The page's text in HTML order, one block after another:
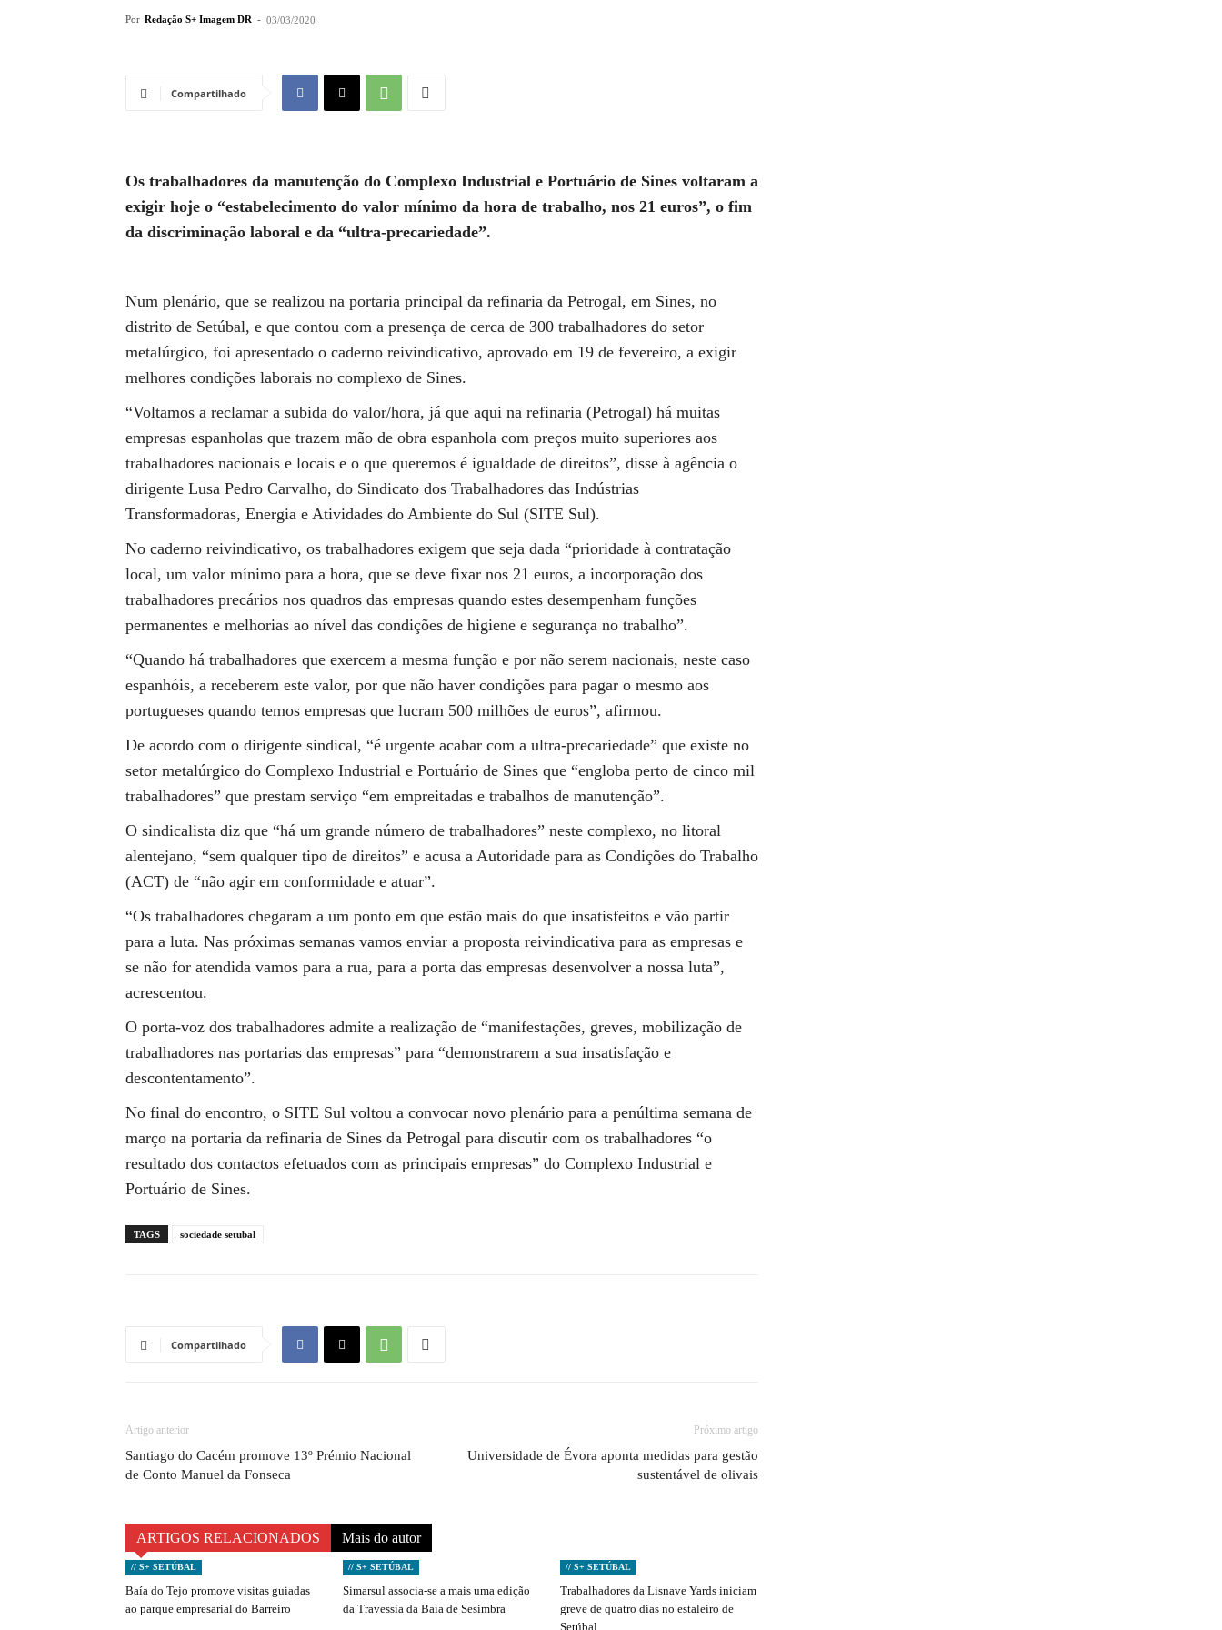
Por Redação S+ Imagem DR - 03/03/2020
Compartilhado
Os trabalhadores da manutenção do Complexo Industrial e Portuário de Sines voltaram a
exigir hoje o “estabelecimento do valor mínimo da hora de trabalho, nos 21 euros”, o fim
da discriminação laboral e da “ultra-precariedade”.
Num plenário, que se realizou na portaria principal da refinaria da Petrogal, em Sines, no
distrito de Setúbal, e que contou com a presença de cerca de 300 trabalhadores do setor
metalúrgico, foi apresentado o caderno reivindicativo, aprovado em 19 de fevereiro, a exigir
melhores condições laborais no complexo de Sines.
“Voltamos a reclamar a subida do valor/hora, já que aqui na refinaria (Petrogal) há muitas
empresas espanholas que trazem mão de obra espanhola com preços muito superiores aos
trabalhadores nacionais e locais e o que queremos é igualdade de direitos”, disse à agência o
dirigente Lusa Pedro Carvalho, do Sindicato dos Trabalhadores das Indústrias
Transformadoras, Energia e Atividades do Ambiente do Sul (SITE Sul).
No caderno reivindicativo, os trabalhadores exigem que seja dada “prioridade à contratação
local, um valor mínimo para a hora, que se deve fixar nos 21 euros, a incorporação dos
trabalhadores precários nos quadros das empresas quando estes desempenham funções
permanentes e melhorias ao nível das condições de higiene e segurança no trabalho”.
“Quando há trabalhadores que exercem a mesma função e por não serem nacionais, neste caso
espanhóis, a receberem este valor, por que não haver condições para pagar o mesmo aos
portugueses quando temos empresas que lucram 500 milhões de euros”, afirmou.
De acordo com o dirigente sindical, “é urgente acabar com a ultra-precariedade” que existe no
setor metalúrgico do Complexo Industrial e Portuário de Sines que “engloba perto de cinco mil
trabalhadores” que prestam serviço “em empreitadas e trabalhos de manutenção”.
O sindicalista diz que “há um grande número de trabalhadores” neste complexo, no litoral
alentejano, “sem qualquer tipo de direitos” e acusa a Autoridade para as Condições do Trabalho
(ACT) de “não agir em conformidade e atuar”.
“Os trabalhadores chegaram a um ponto em que estão mais do que insatisfeitos e vão partir
para a luta. Nas próximas semanas vamos enviar a proposta reivindicativa para as empresas e
se não for atendida vamos para a rua, para a porta das empresas desenvolver a nossa luta”,
acrescentou.
O porta-voz dos trabalhadores admite a realização de “manifestações, greves, mobilização de
trabalhadores nas portarias das empresas” para “demonstrarem a sua insatisfação e
descontentamento”.
No final do encontro, o SITE Sul voltou a convocar novo plenário para a penúltima semana de
março na portaria da refinaria de Sines da Petrogal para discutir com os trabalhadores “o
resultado dos contactos efetuados com as principais empresas” do Complexo Industrial e
Portuário de Sines.
TAGS sociedade setubal
Compartilhado
Artigo anterior
Santiago do Cacém promove 13º Prémio Nacional
de Conto Manuel da Fonseca
Próximo artigo
Universidade de Évora aponta medidas para gestão
sustentável de olivais
ARTIGOS RELACIONADOS Mais do autor
// S+ SETÚBAL
Baía do Tejo promove visitas guiadas
ao parque empresarial do Barreiro
// S+ SETÚBAL
Simarsul associa-se a mais uma edição
da Travessia da Baía de Sesimbra
// S+ SETÚBAL
Trabalhadores da Lisnave Yards iniciam
greve de quatro dias no estaleiro de
Setúbal